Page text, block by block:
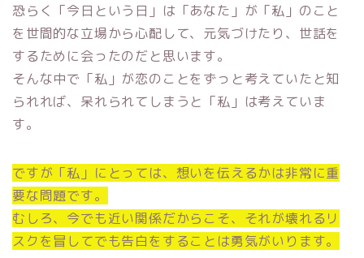
恐らく「今日という日」は「あなた」が「私」のこと
を世間的な立場から心配して、元気づけたり、世話を
するために会ったのだと思います。
そんな中で「私」が恋のことをずっと考えていたと知
られれば、呆れられてしまうと「私」は考えていま
す。
ですが「私」にとっては、想いを伝えるかは非常に重
要な問題です。
むしろ、今でも近い関係だからこそ、それが壊れるリ
スクを冒してでも告白をすることは勇気がいります。